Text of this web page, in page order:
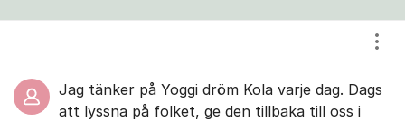
Jag tänker på Yoggi dröm Kola varje dag. Dags
att lyssna på folket, ge den tillbaka till oss i